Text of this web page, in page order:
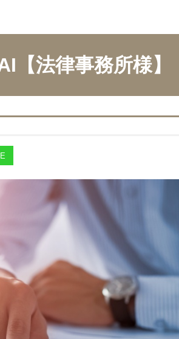
【法律事務所様】